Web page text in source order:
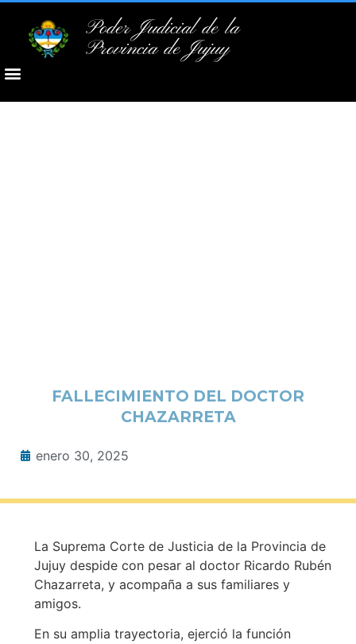
Poder Judicial de la
Provincia de Jujuy
FALLECIMIENTO DEL DOCTOR
CHAZARRETA
enero 30, 2025
La Suprema Corte de Justicia de la Provincia de
Jujuy despide con pesar al doctor Ricardo Rubén
Chazarreta, y acompaña a sus familiares y
amigos.
En su amplia trayectoria, ejerció la función